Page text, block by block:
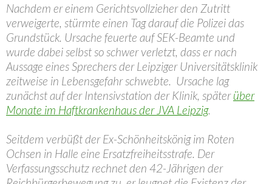
Nachdem er einem Gerichtsvollzieher den Zutritt
verweigerte, stürmte einen Tag darauf die Polizei das
Grundstück. Ursache feuerte auf SEK-Beamte und
wurde dabei selbst so schwer verletzt, dass er nach
Aussage eines Sprechers der Leipziger Universitätsklinik
zeitweise in Lebensgefahr schwebte. Ursache lag
zunächst auf der Intensivstation der Klinik, späterüber
Monate im Haftkrankenhaus der JVA Leipzig.
Seitdem verbüßt der Ex-Schönheitskönig im Roten
Ochsen in Halle eine Ersatzfreiheitsstrafe. Der
Verfassungsschutz rechnet den 42-Jährigen der